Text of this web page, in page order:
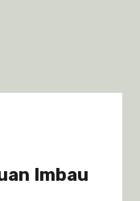
Imbau